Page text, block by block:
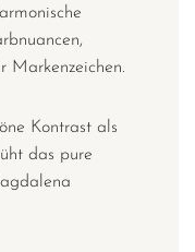
Markenzeichen.
Kontrast als
das pure